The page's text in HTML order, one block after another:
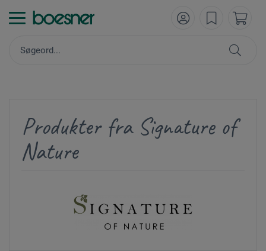
Produkter fra Signature of
Nature